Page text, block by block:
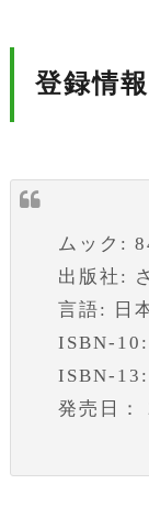
登録情報
ムック:
出版社:
言語: 日
ISBN-
ISBN-
発売日：